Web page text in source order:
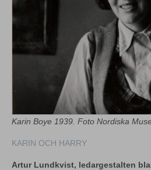
Karin Boye 1939. Foto Nordiska
KARIN OCH HARRY
Artur Lundkvist, ledargestalten